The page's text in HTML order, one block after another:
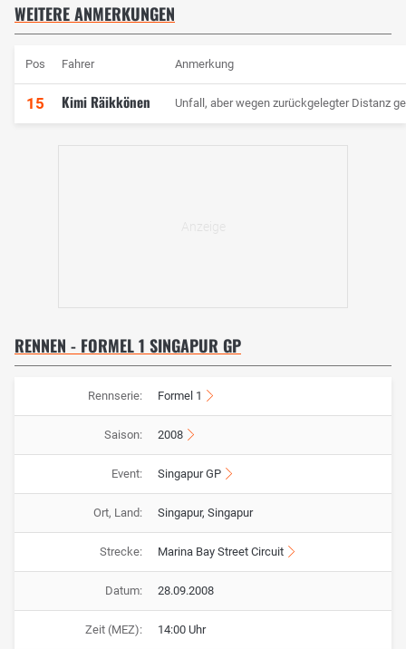
WEITERE ANMERKUNGEN
Pos Fahrer Anmerkung
15 Kimi Räikkönen Unfall, aber wegen zurückgelegter Distanz
RENNEN - FORMEL 1 SINGAPUR GP
Rennserie: Formel 1
Saison: 2008
Event: Singapur GP
Ort, Land: Singapur, Singapur
Strecke: Marina Bay Street Circuit
Datum: 28.09.2008
Zeit (MEZ): 14:00 Uhr